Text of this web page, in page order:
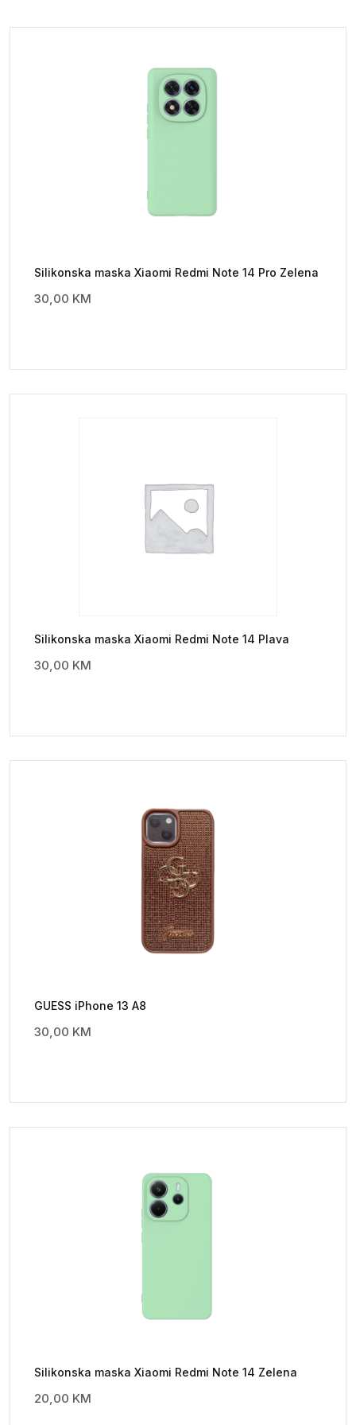
Silikonska maska Xiaomi Redmi Note 14 Pro Zelena
30,00 KM
Silikonska maska Xiaomi Redmi Note 14 Plava
30,00 KM
GUESS iPhone 13 A8
30,00 KM
Silikonska maska Xiaomi Redmi Note 14 Zelena
20,00 KM